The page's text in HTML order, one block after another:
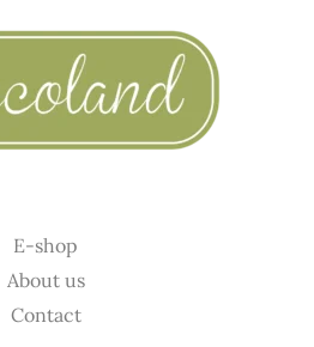
E-shop
About us
Contact